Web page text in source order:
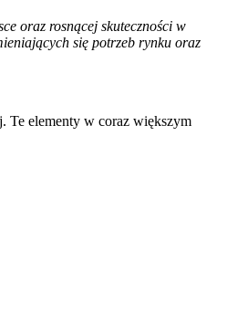
oraz rosnącej skuteczności w
się potrzeb rynku oraz
Te elementy w coraz większym